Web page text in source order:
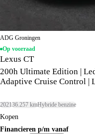
ADG Groningen
Op voorraad
Lexus CT
200h Ultimate Edition |
Adaptive Cruise Control |
202136.257 kmHybride benzine
Kopen
Financieren p/m vanaf